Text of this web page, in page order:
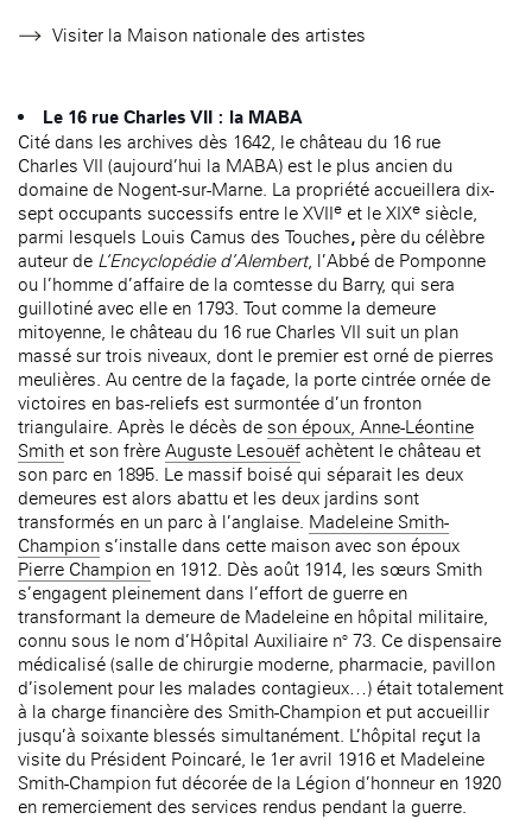
Visiter la Maison nationale des artistes
Le 16 rue Charles VII : la MABA
Cité dans les archives dès 1642, le château du 16 rue
Charles VII (aujourd’hui la MABA) est le plus ancien du
domaine de Nogent-sur-Marne. La propriété accueillera dix-
sept occupants successifs entre le XVIIe et le XIXe siècle,
parmi lesquels Louis Camus des Touches, père du célèbre
auteur de L’Encyclopédie d’Alembert, l’Abbé de Pomponne
ou l’homme d’affaire de la comtesse du Barry, qui sera
guillotiné avec elle en 1793. Tout comme la demeure
mitoyenne, le château du 16 rue Charles VII suit un plan
massé sur trois niveaux, dont le premier est orné de pierres
meulières. Au centre de la façade, la porte cintrée ornée de
victoires en bas-reliefs est surmontée d’un fronton
triangulaire. Après le décès de son époux, Anne-Léontine
Smith et son frère Auguste Lesouëf achètent le château et
son parc en 1895. Le massif boisé qui séparait les deux
demeures est alors abattu et les deux jardins sont
transformés en un parc à l’anglaise. Madeleine Smith-
Champion s’installe dans cette maison avec son époux
Pierre Champion en 1912. Dès août 1914, les sœurs Smith
s’engagent pleinement dans l’effort de guerre en
transformant la demeure de Madeleine en hôpital militaire,
connu sous le nom d’Hôpital Auxiliaire n° 73. Ce dispensaire
médicalisé (salle de chirurgie moderne, pharmacie, pavillon
d’isolement pour les malades contagieux…) était totalement
à la charge financière des Smith-Champion et put accueillir
jusqu’à soixante blessés simultanément. L’hôpital reçut la
visite du Président Poincaré, le 1er avril 1916 et Madeleine
Smith-Champion fut décorée de la Légion d’honneur en 1920
en remerciement des services rendus pendant la guerre.